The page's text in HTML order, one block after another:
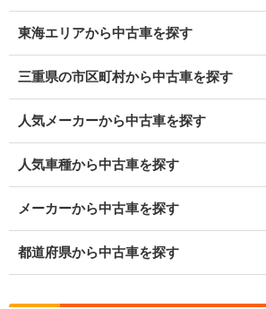
東海エリアから中古車を探す
三重県の市区町村から中古車を探す
人気メーカーから中古車を探す
人気車種から中古車を探す
メーカーから中古車を探す
都道府県から中古車を探す